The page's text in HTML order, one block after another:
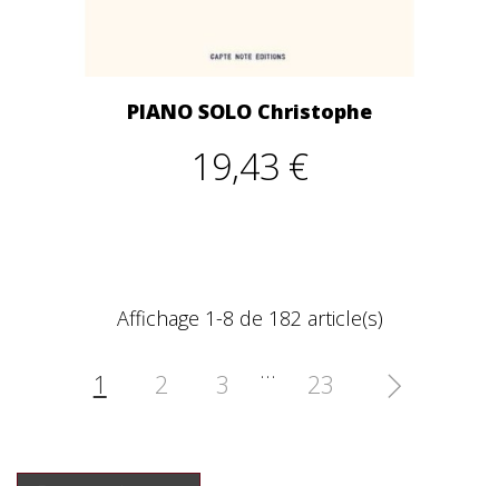
PIANO SOLO Christophe
19,43 €
Affichage 1-8 de 182 article(s)
1 2 3 … 23 